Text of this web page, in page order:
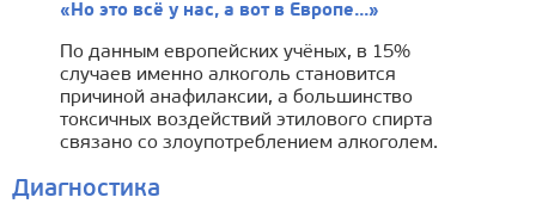
«Но это всё у нас, а вот в Европе...»
По данным европейских учёных, в 15%
случаев именно алкоголь становится
причиной анафилаксии, а большинство
токсичных воздействий этилового спирта
связано со злоупотреблением алкоголем.
Диагностика